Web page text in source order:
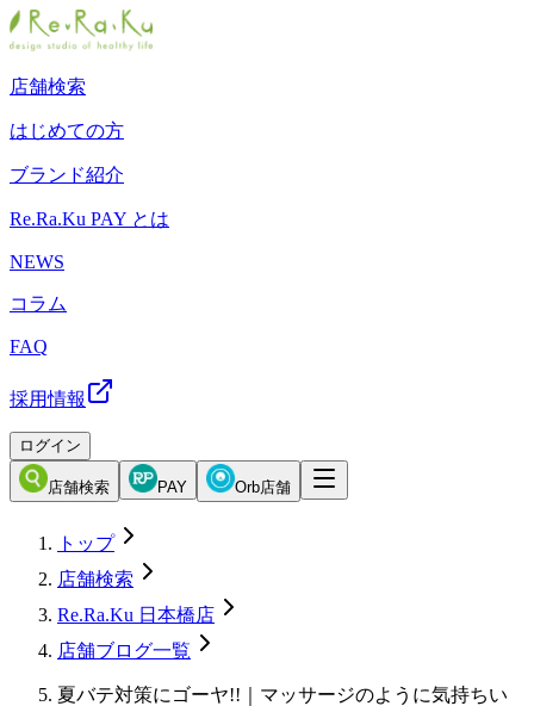
店舗検索
はじめての方
ブランド紹介
Re.Ra.Ku PAY とは
NEWS
コラム
FAQ
採用情報
ログイン
店舗検索 PAY Orb店舗
トップ
店舗検索
Re.Ra.Ku 日本橋店
店舗ブログ一覧
夏バテ対策にゴーヤ!!｜マッサージのように気持ちい